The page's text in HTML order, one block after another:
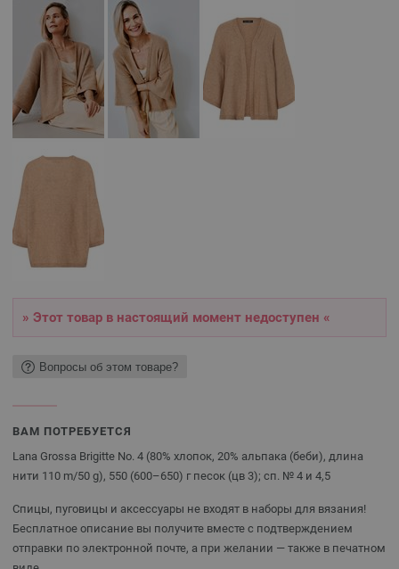
» Этот товар в настоящий момент недоступен «
Вопросы об этом товаре?
ВАМ ПОТРЕБУЕТСЯ
Lana Grossa Brigitte No. 4 (80% хлопок, 20% альпака (беби), длина
нити 110 m/50 g), 550 (600–650) г песок (цв 3); сп. № 4 и 4,5
Спицы, пуговицы и аксессуары не входят в наборы для вязания!
Бесплатное описание вы получите вместе с подтверждением
отправки по электронной почте, а при желании — также в печатном